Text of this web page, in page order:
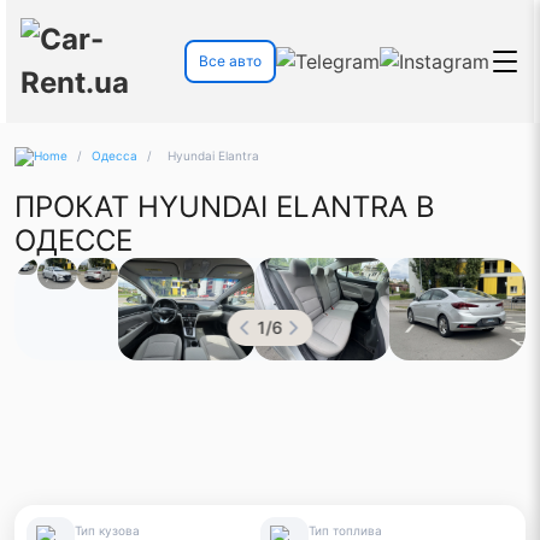
Все авто
/ Одесса / Hyundai Elantra
ПРОКАТ HYUNDAI ELANTRA В
ОДЕССЕ
1/6
Тип кузова
Тип топлива